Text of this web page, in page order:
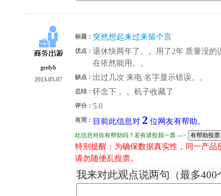
geelyb
2013-05-07
标题： 突然想起来过来留个言
优点： 退休快两年了。。用了2年 质量没
在依然能用。。
缺点： 出过几次 来电 名字显示错误。。
总结：怀念下 。。机子收藏了
评分： 5.0
有用： 目前此信息对 2 位网友有帮助。
此信息对你有帮助吗？若有请投我一票 --->
特别提醒：为确保数据真实性，同一产
请勿随便乱投票。
我来对此观点说两句（最多400